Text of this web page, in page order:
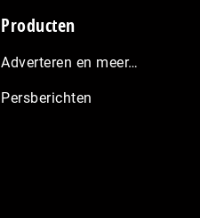
Producten
Adverteren en meer…
Persberichten